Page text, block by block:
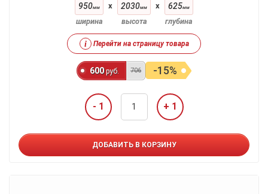
950мм
ширина
x 2030мм
высота
x 625мм
глубина
i Перейти на страницу товара
600 руб. 706 -15%
- 1 + 1
ДОБАВИТЬ В КОРЗИНУ